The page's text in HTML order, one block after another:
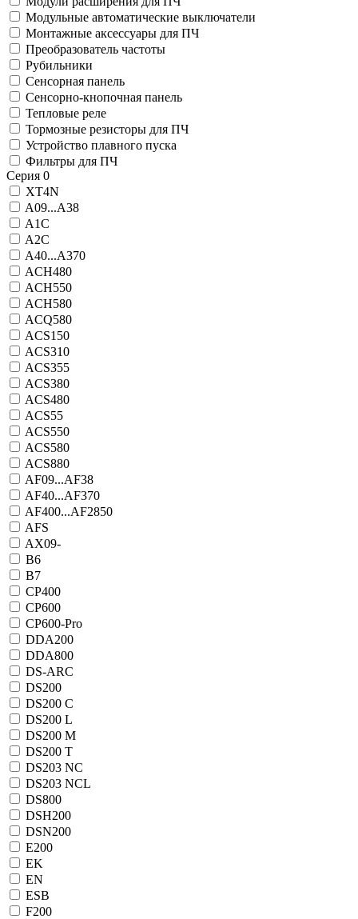
Модульные автоматические выключатели
Монтажные аксессуары для ПЧ
Преобразователь частоты
Рубильники
Сенсорная панель
Сенсорно-кнопочная панель
Тепловые реле
Тормозные резисторы для ПЧ
Устройство плавного пуска
Фильтры для ПЧ
Серия 0
XT4N
A09...A38
A1C
A2C
A40...A370
ACH480
ACH550
ACH580
ACQ580
ACS150
ACS310
ACS355
ACS380
ACS480
ACS55
ACS550
ACS580
ACS880
AF09...AF38
AF40...AF370
AF400...AF2850
AFS
AX09-
B6
B7
CP400
CP600
CP600-Pro
DDA200
DDA800
DS-ARC
DS200
DS200 C
DS200 L
DS200 M
DS200 T
DS203 NC
DS203 NCL
DS800
DSH200
DSN200
E200
EK
EN
ESB
F200